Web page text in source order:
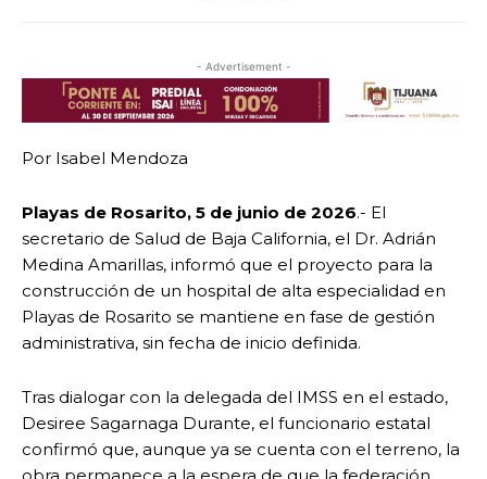
- Advertisement -
Por Isabel Mendoza
Playas de Rosarito, 5 de junio de 2026.- El
secretario de Salud de Baja California, el Dr. Adrián
Medina Amarillas, informó que el proyecto para la
construcción de un hospital de alta especialidad en
Playas de Rosarito se mantiene en fase de gestión
administrativa, sin fecha de inicio definida.
Tras dialogar con la delegada del IMSS en el estado,
Desiree Sagarnaga Durante, el funcionario estatal
confirmó que, aunque ya se cuenta con el terreno, la